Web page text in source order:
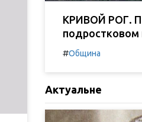
КРИВОЙ РОГ.
подростковом
#Община
Актуальне